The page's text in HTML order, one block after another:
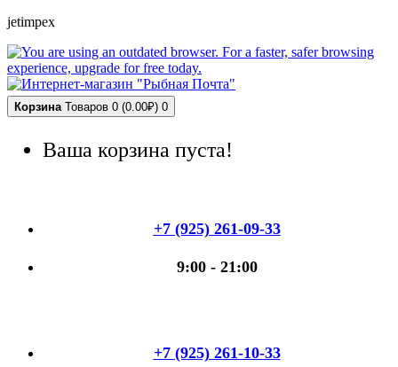
jetimpex
Корзина Товаров 0 (0.00₽) 0
Ваша корзина пуста!
+7 (925) 261-09-33
9:00 - 21:00
+7 (925) 261-10-33